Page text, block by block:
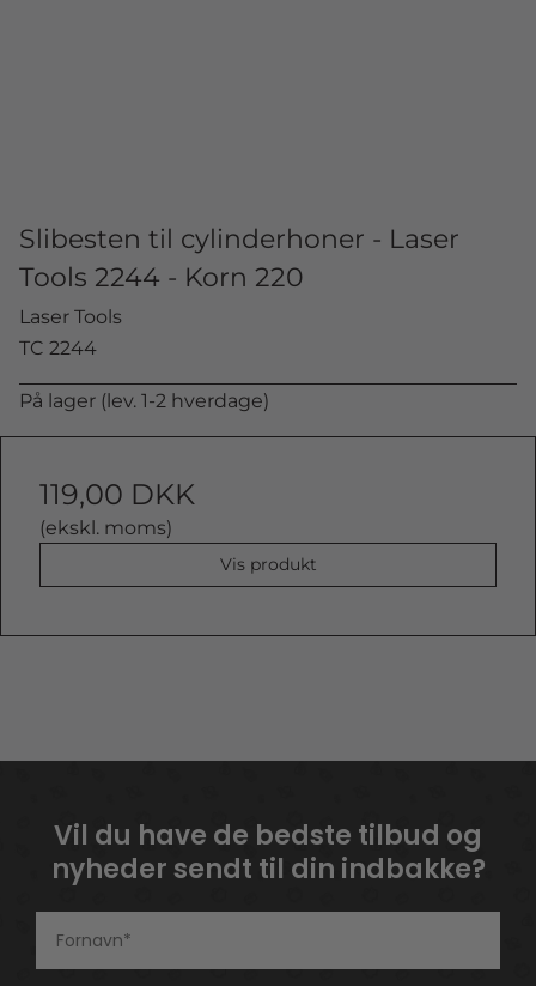
Slibesten til cylinderhoner - Laser
Tools 2244 - Korn 220
Laser Tools
TC 2244
På lager (lev. 1-2 hverdage)
119,00 DKK
(ekskl. moms)
Vis produkt
Vil du have de bedste tilbud og
nyheder sendt til din indbakke?